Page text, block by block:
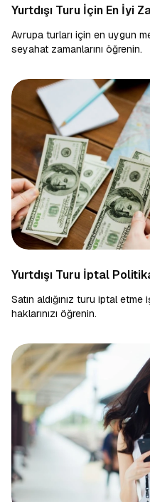
Yurtdışı Turu İçin En İyi
Avrupa turları için en uygun
seyahat zamanlarını öğrenin.
Yurtdışı Turu İptal
Satın aldığınız turu iptal
haklarınızı öğrenin.